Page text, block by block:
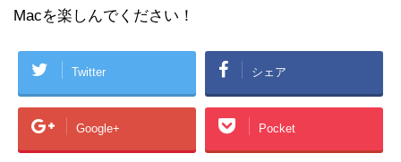
Macを楽しんでください！
Twitter シェア
Google+ Pocket